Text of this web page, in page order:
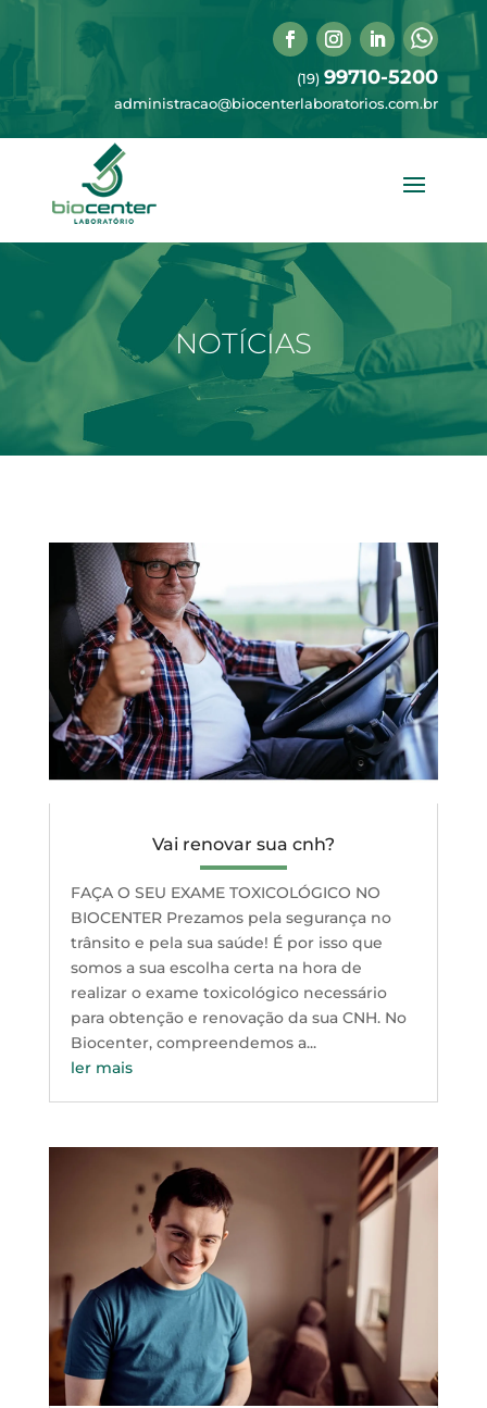
(19)99710-5200
administracao@biocenterlaboratorios.com.br
NOTÍCIAS
Vai renovar sua cnh?
FAÇA O SEU EXAME TOXICOLÓGICO NO
BIOCENTER Prezamos pela segurança no
trânsito e pela sua saúde! É por isso que
somos a sua escolha certa na hora de
realizar o exame toxicológico necessário
para obtenção e renovação da sua CNH. No
Biocenter, compreendemos a...
ler mais